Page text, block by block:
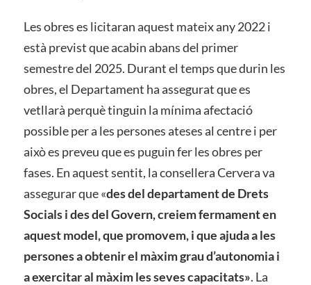
Les obres es licitaran aquest mateix any 2022 i
està previst que acabin abans del primer
semestre del 2025. Durant el temps que durin les
obres, el Departament ha assegurat que es
vetllarà perquè tinguin la mínima afectació
possible per a les persones ateses al centre i per
això es preveu que es puguin fer les obres per
fases. En aquest sentit, la consellera Cervera va
assegurar que «des del departament de Drets
Socials i des del Govern, creiem fermament en
aquest model, que promovem, i que ajuda a les
persones a obtenir el màxim grau d’autonomia i
a exercitar al màxim les seves capacitats». La